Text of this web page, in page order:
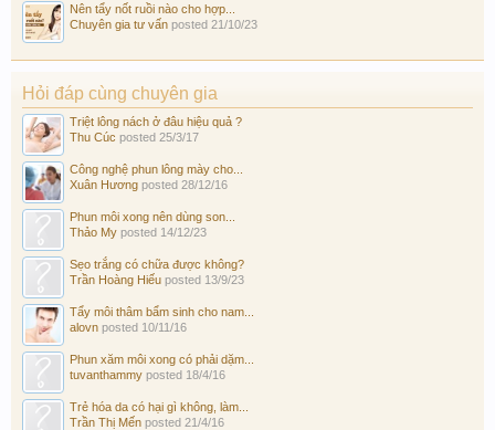
Nên tẩy nốt ruồi nào cho hợp...
Chuyên gia tư vấn posted 21/10/23
Hỏi đáp cùng chuyên gia
Triệt lông nách ở đâu hiệu quả ?
Thu Cúc posted 25/3/17
Công nghệ phun lông mày cho...
Xuân Hương posted 28/12/16
Phun môi xong nên dùng son...
Thảo My posted 14/12/23
Sẹo trắng có chữa được không?
Trần Hoàng Hiếu posted 13/9/23
Tẩy môi thâm bẩm sinh cho nam...
alovn posted 10/11/16
Phun xăm môi xong có phải dặm...
tuvanthammy posted 18/4/16
Trẻ hóa da có hại gì không, làm...
Trần Thị Mến posted 21/4/16